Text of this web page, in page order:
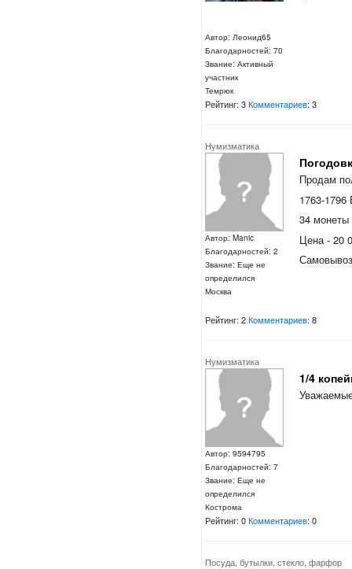
Автор: Леонид65
Благодарностей: 70
Звание: Активный
участник
Темрюк
Рейтинг: 3Комментариев: 3
Нумизматика
Автор: Manic
Благодарностей: 2
Звание: Еще не
определился
Москва
Продам
1763-
34 монеты
Цена - 20
Рейтинг: 2Комментариев: 8
Нумизматика
Автор: 9594795
Благодарностей: 7
Звание: Еще не
определился
Кострома
1/4
Рейтинг: 0Комментариев: 0
Посуда, бутылки, стекло, фарфор